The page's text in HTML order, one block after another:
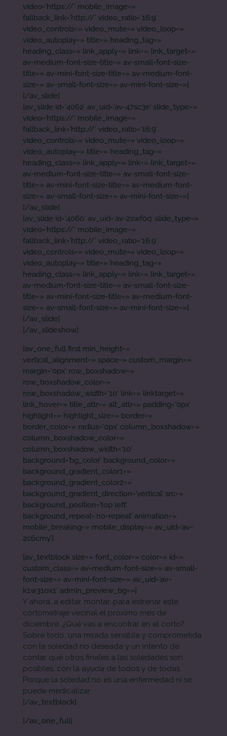
video=’https://’ mobile_image=»
fallback_link=’http://’ video_ratio=’16:9′
video_controls=» video_mute=» video_loop=»
video_autoplay=» title=» heading_tag=»
heading_class=» link_apply=» link=» link_target=»
av-medium-font-size-title=» av-small-font-size-
title=» av-mini-font-size-title=» av-medium-font-
size=» av-small-font-size=» av-mini-font-size=»]
[/av_slide]
[av_slide id=’4062′ av_uid=’av-47sc3e’ slide_type=»
video=’https://’ mobile_image=»
fallback_link=’http://’ video_ratio=’16:9′
video_controls=» video_mute=» video_loop=»
video_autoplay=» title=» heading_tag=»
heading_class=» link_apply=» link=» link_target=»
av-medium-font-size-title=» av-small-font-size-
title=» av-mini-font-size-title=» av-medium-font-
size=» av-small-font-size=» av-mini-font-size=»]
[/av_slide]
[av_slide id=’4060′ av_uid=’av-2swf0q’ slide_type=»
video=’https://’ mobile_image=»
fallback_link=’http://’ video_ratio=’16:9′
video_controls=» video_mute=» video_loop=»
video_autoplay=» title=» heading_tag=»
heading_class=» link_apply=» link=» link_target=»
av-medium-font-size-title=» av-small-font-size-
title=» av-mini-font-size-title=» av-medium-font-
size=» av-small-font-size=» av-mini-font-size=»]
[/av_slide]
[/av_slideshow]
[av_one_full first min_height=»
vertical_alignment=» space=» custom_margin=»
margin=’0px’ row_boxshadow=»
row_boxshadow_color=»
row_boxshadow_width=’10’ link=» linktarget=»
link_hover=» title_attr=» alt_attr=» padding=’0px’
highlight=» highlight_size=» border=»
border_color=» radius=’0px’ column_boxshadow=»
column_boxshadow_color=»
column_boxshadow_width=’10’
background=’bg_color’ background_color=»
background_gradient_color1=»
background_gradient_color2=»
background_gradient_direction=’vertical’ src=»
background_position=’top left’
background_repeat=’no-repeat’ animation=»
mobile_breaking=» mobile_display=» av_uid=’av-
2c6cmy’]
[av_textblock size=» font_color=» color=» id=»
custom_class=» av-medium-font-size=» av-small-
font-size=» av-mini-font-size=» av_uid=’av-
k1w31ox1′ admin_preview_bg=»]
Y ahora…a editar, montar…para estrenar este
cortometraje vecinal el próximo mes de
diciembre. ¿Qué vas a encontrar en el corto?
Sobre todo, una mirada sensible y comprometida
con la soledad no deseada y un intento de
contar que otros finales a las soledades son
posibles, con la ayuda de todos y de todas.
Porque la soledad no es una enfermedad ni se
puede medicalizar.
[/av_textblock]
[/av_one_full]